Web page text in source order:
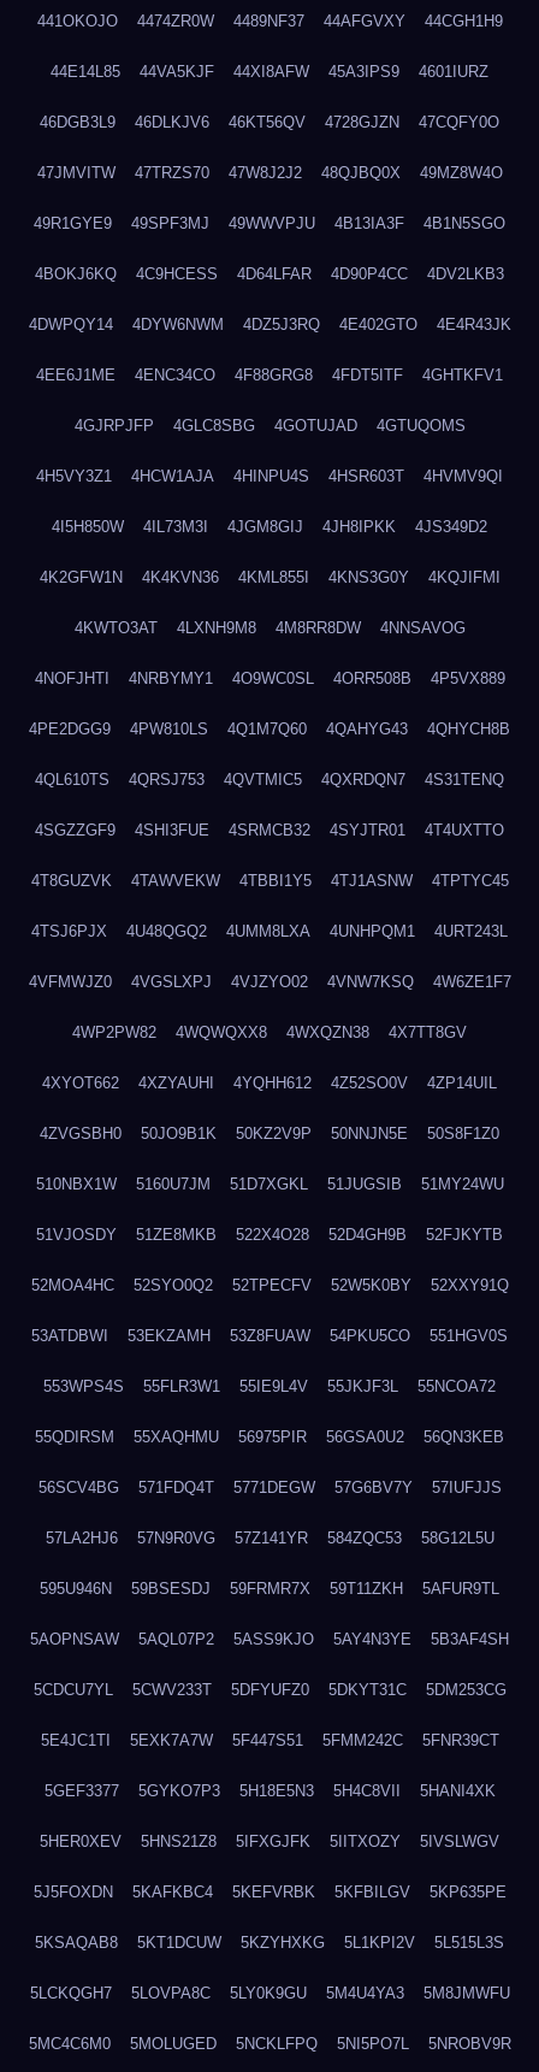
441OKOJO 4474ZR0W 4489NF37 44AFGVXY 44CGH1H9
44E14L85 44VA5KJF 44XI8AFW 45A3IPS9 4601IURZ
46DGB3L9 46DLKJV6 46KT56QV 4728GJZN 47CQFY0O
47JMVITW 47TRZS70 47W8J2J2 48QJBQ0X 49MZ8W4O
49R1GYE9 49SPF3MJ 49WWVPJU 4B13IA3F 4B1N5SGO
4BOKJ6KQ 4C9HCESS 4D64LFAR 4D90P4CC 4DV2LKB3
4DWPQY14 4DYW6NWM 4DZ5J3RQ 4E402GTO 4E4R43JK
4EE6J1ME 4ENC34CO 4F88GRG8 4FDT5ITF 4GHTKFV1
4GJRPJFP 4GLC8SBG 4GOTUJAD 4GTUQOMS
4H5VY3Z1 4HCW1AJA 4HINPU4S 4HSR603T 4HVMV9QI
4I5H850W 4IL73M3I 4JGM8GIJ 4JH8IPKK 4JS349D2
4K2GFW1N 4K4KVN36 4KML855I 4KNS3G0Y 4KQJIFMI
4KWTO3AT 4LXNH9M8 4M8RR8DW 4NNSAVOG
4NOFJHTI 4NRBYMY1 4O9WC0SL 4ORR508B 4P5VX889
4PE2DGG9 4PW810LS 4Q1M7Q60 4QAHYG43 4QHYCH8B
4QL610TS 4QRSJ753 4QVTMIC5 4QXRDQN7 4S31TENQ
4SGZZGF9 4SHI3FUE 4SRMCB32 4SYJTR01 4T4UXTTO
4T8GUZVK 4TAWVEKW 4TBBI1Y5 4TJ1ASNW 4TPTYC45
4TSJ6PJX 4U48QGQ2 4UMM8LXA 4UNHPQM1 4URT243L
4VFMWJZ0 4VGSLXPJ 4VJZYO02 4VNW7KSQ 4W6ZE1F7
4WP2PW82 4WQWQXX8 4WXQZN38 4X7TT8GV
4XYOT662 4XZYAUHI 4YQHH612 4Z52SO0V 4ZP14UIL
4ZVGSBH0 50JO9B1K 50KZ2V9P 50NNJN5E 50S8F1Z0
510NBX1W 5160U7JM 51D7XGKL 51JUGSIB 51MY24WU
51VJOSDY 51ZE8MKB 522X4O28 52D4GH9B 52FJKYTB
52MOA4HC 52SYO0Q2 52TPECFV 52W5K0BY 52XXY91Q
53ATDBWI 53EKZAMH 53Z8FUAW 54PKU5CO 551HGV0S
553WPS4S 55FLR3W1 55IE9L4V 55JKJF3L 55NCOA72
55QDIRSM 55XAQHMU 56975PIR 56GSA0U2 56QN3KEB
56SCV4BG 571FDQ4T 5771DEGW 57G6BV7Y 57IUFJJS
57LA2HJ6 57N9R0VG 57Z141YR 584ZQC53 58G12L5U
595U946N 59BSESDJ 59FRMR7X 59T11ZKH 5AFUR9TL
5AOPNSAW 5AQL07P2 5ASS9KJO 5AY4N3YE 5B3AF4SH
5CDCU7YL 5CWV233T 5DFYUFZ0 5DKYT31C 5DM253CG
5E4JC1TI 5EXK7A7W 5F447S51 5FMM242C 5FNR39CT
5GEF3377 5GYKO7P3 5H18E5N3 5H4C8VII 5HANI4XK
5HER0XEV 5HNS21Z8 5IFXGJFK 5IITXOZY 5IVSLWGV
5J5FOXDN 5KAFKBC4 5KEFVRBK 5KFBILGV 5KP635PE
5KSAQAB8 5KT1DCUW 5KZYHXKG 5L1KPI2V 5L515L3S
5LCKQGH7 5LOVPA8C 5LY0K9GU 5M4U4YA3 5M8JMWFU
5MC4C6M0 5MOLUGED 5NCKLFPQ 5NI5PO7L 5NROBV9R